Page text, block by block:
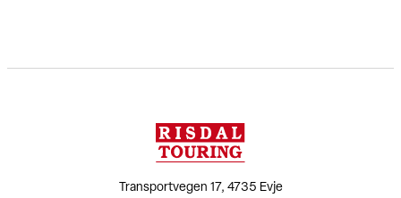
Transportvegen 17, 4735 Evje